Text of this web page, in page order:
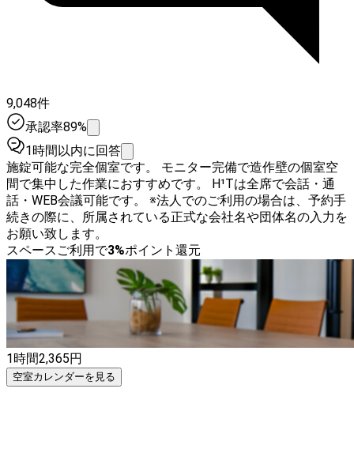
9,048件
承認率89%
1時間以内に回答
施錠可能な完全個室です。 モニター完備で造作壁の個室空
間で集中した作業におすすめです。 H¹Tは全席で会話・通
話・WEB会議可能です。 ※法人でのご利用の場合は、予約手
続きの際に、所属されている正式な会社名や団体名の入力を
お願い致します。
スペースご利用で3%ポイント還元
1時間2,365円
空室カレンダーを見る